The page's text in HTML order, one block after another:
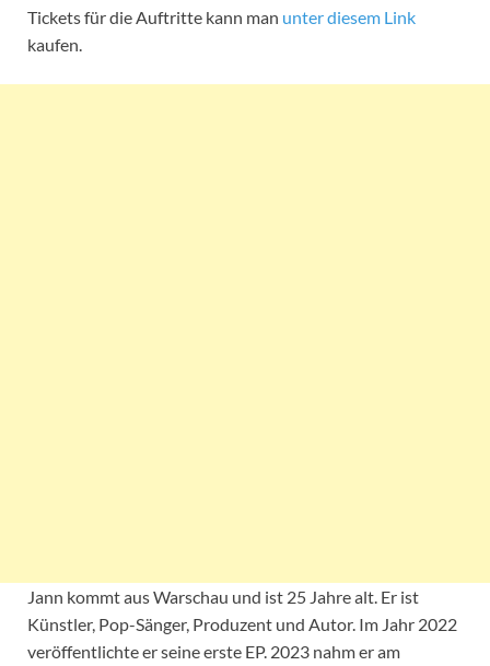
Tickets für die Auftritte kann man unter diesem Link
kaufen.
Jann kommt aus Warschau und ist 25 Jahre alt. Er ist
Künstler, Pop-Sänger, Produzent und Autor. Im Jahr 2022
veröffentlichte er seine erste EP. 2023 nahm er am